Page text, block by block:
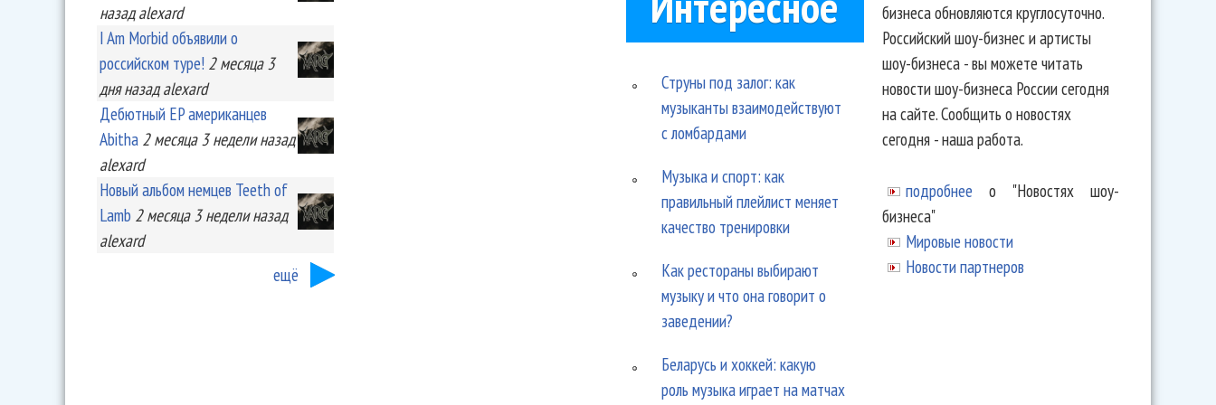
назад alexard
I Am Morbid объявили о
российском туре! 2 месяца 3
дняназад alexard
Дебютный EP американцев
Abitha 2 месяца 3 неделиназад
alexard
Новый альбом немцев Teeth of
Lamb 2 месяца 3 неделиназад
alexard
ещё
Струны под залог: как
музыканты взаимодействуют
с ломбардами
Музыка и спорт: как
правильный плейлист меняет
качество тренировки
Как рестораны выбирают
музыку и что она говорит о
заведении?
Беларусь и хоккей: какую
роль музыка играет на матчах
бизнеса обновляются круглосуточно.
Российский шоу-бизнес и артисты
шоу-бизнеса - вы можете читать
новости шоу-бизнеса России сегодня
на сайте. Сообщить о новостях
сегодня - наша работа.
подробнее о "Новостях шоу-
бизнеса"
Мировые новости
Новости партнеров